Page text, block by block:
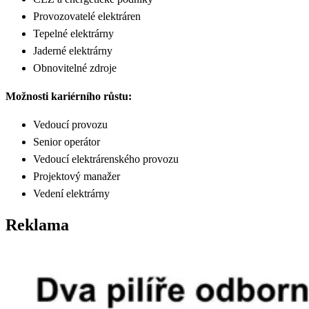
Provozovatelé elektráren
Tepelné elektrárny
Jaderné elektrárny
Obnovitelné zdroje
Možnosti kariérního růstu:
Vedoucí provozu
Senior operátor
Vedoucí elektrárenského provozu
Projektový manažer
Vedení elektrárny
Reklama